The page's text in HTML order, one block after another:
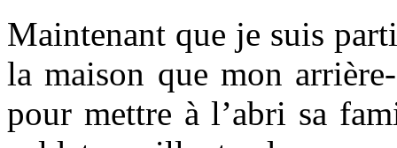
Maintenant que je suis
la maison que mon
pour mettre à l’abri sa